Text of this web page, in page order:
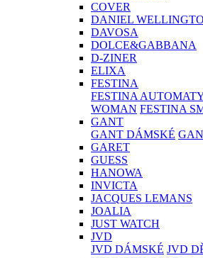
COVER
DANIEL
DAVOSA
DOLCE&GABBANA
D-ZINER
ELIXA
FESTINA
FESTINA
WOMAN FESTINA
GANT
GANT DÁMSKÉ
GARET
GUESS
HANOWA
INVICTA
JACQUES LEMANS
JOALIA
JUST WATCH
JVD
JVD DÁMSKÉ JVD